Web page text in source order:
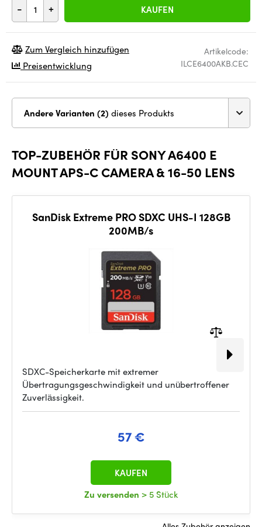
- + KAUFEN
Artikelcode:
ILCE6400AKB.CEC
Zum Vergleich hinzufügen
Preisentwicklung
Andere Varianten (2) dieses Produkts
TOP-ZUBEHÖR FÜR SONY A6400 E
MOUNT APS-C CAMERA & 16-50 LENS
SanDisk Extreme PRO SDXC UHS-I 128GB
200MB/s
SDXC-Speicherkarte mit extremer
Übertragungsgeschwindigkeit und unübertroffener
Zuverlässigkeit.
57 €
Zu versenden > 5 Stück
KAUFEN